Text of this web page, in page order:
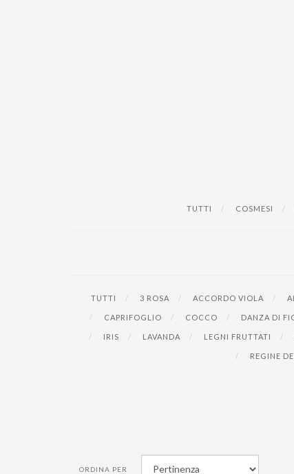
TUTTI COSMESI
TUTTI 3 ROSA ACCORDO VIOLA
CAPRIFOGLIO COCCO DANZA DI
IRIS LAVANDA LEGNI FRUTTATI
REGINE
ORDINA PER